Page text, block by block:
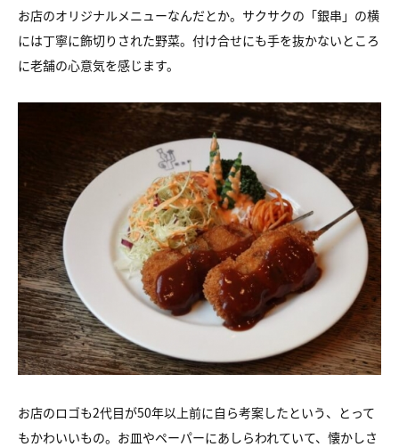
お店のオリジナルメニューなんだとか。サクサクの「銀串」の横
には丁寧に飾切りされた野菜。付け合せにも手を抜かないところ
に老舗の心意気を感じます。
お店のロゴも2代目が50年以上前に自ら考案したという、とって
もかわいいもの。お皿やペーパーにあしらわれていて、懐かしさ